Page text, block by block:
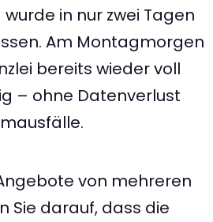
wurde in nur zwei Tagen
Am Montagmorgen
bereits wieder voll
– ohne Datenverlust
von mehreren
Sie darauf, dass die